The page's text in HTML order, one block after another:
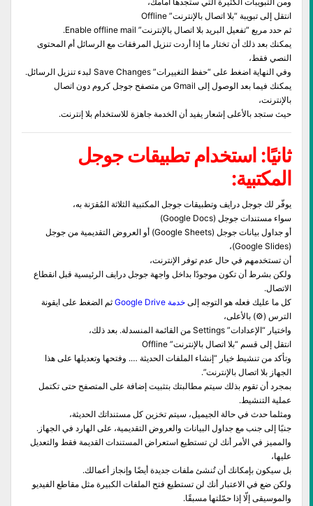
انتقل إلى تبويبة “بلا اتصال بالإنترنت” Offline
ثم حدد مربع “تفعيل البريد بلا اتصال بالإنترنت” Enable offline mail.
يمكنك بعد ذلك أن تختار ما إذا أردت تنزيل المرفقات مع الرسائل أم المحتوى
النصي فقط،
وفي النهاية اضغط على “حفظ التغييرات” Save Changes لبدء تنزيل الرسائل.
يمكنك فيما بعد الوصول إلى Gmail من متصفح جوجل كروم دون اتصال
بالإنترنت،
حيث ستجد بالأعلى إشعار يفيد أن الخدمة جاهزة للاستخدام بلا إنترنت.
ثانيًا: استخدام تطبيقات جوجل
المكتبية:
يوفّر لك جوجل درايف وتطبيقات جوجل المكتبية الثلاثة المُقرَنة به،
سواء مستندات جوجل (Google Docs)
أو جداول بيانات جوجل (Google Sheets) أو العروض التقديمية من جوجل
(Google Slides)،
أن تستخدمهم في حال عدم توفر الإنترنت،
ولكن بشرط أن تكون موجودًا بداخل واجهة جوجل درايف الرئيسية قبل انقطاع
الاتصال.
كل ما عليك فعله هو التوجه إلى خدمة Google Drive
ثم الضغط على ايقونة
الترس (⚙) بالأعلى،
واختيار “الإعدادات” Settings من القائمة المنسدلة. بعد ذلك،
انتقل إلى قسم “بلا اتصال بالإنترنت” Offline
وتأكد من تنشيط خيار “إنشاء الملفات الحديثة …. وفتحها وتعديلها على هذا
الجهاز بلا اتصال بالإنترنت”.
بمجرد أن تقوم بذلك سيتم مطالبتك بتثبيت إضافة على المتصفح حتى تكتمل
عملية التنشيط.
ومثلما حدث في حالة الجيميل، سيتم تخزين كل مستنداتك الحديثة،
جنبًا إلى جنب مع جداول البيانات والعروض التقديمية، على الهارد في الجهاز.
والمميز في الأمر أنك لن تستطيع استعراض المستندات القديمة فقط والتعديل
عليها،
بل سيكون بإمكانك أن تُنشئ ملفات جديدة أيضًا وإنجاز أعمالك.
ولكن ضع في الاعتبار أنك لن تستطيع فتح الملفات الكبيرة مثل مقاطع الفيديو
والموسيقى إلّا إذا حمّلتها مسبقًا.